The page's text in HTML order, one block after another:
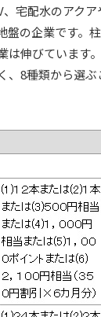
宅配水のアク
盤の企業です。
伸びています。
、8種類から選